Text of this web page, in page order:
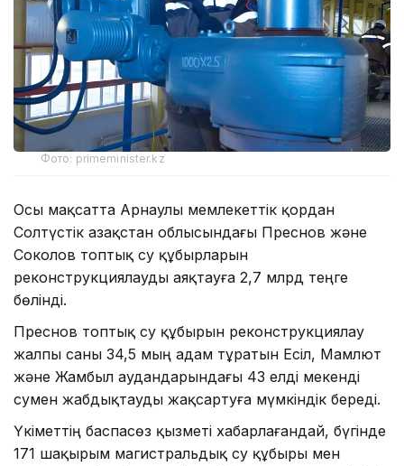
Фото: primeminister.kz
Осы мақсатта Арнаулы мемлекеттік қордан
Солтүстік Қазақстан облысындағы Преснов және
Соколов топтық су құбырларын
реконструкциялауды аяқтауға 2,7 млрд теңге
бөлінді.
Преснов топтық су құбырын реконструкциялау
жалпы саны 34,5 мың адам тұратын Есіл, Мамлют
және Жамбыл аудандарындағы 43 елді мекенді
сумен жабдықтауды жақсартуға мүмкіндік береді.
Үкіметтің баспасөз қызметі хабарлағандай, бүгінде
171 шақырым магистральдық су құбыры мен